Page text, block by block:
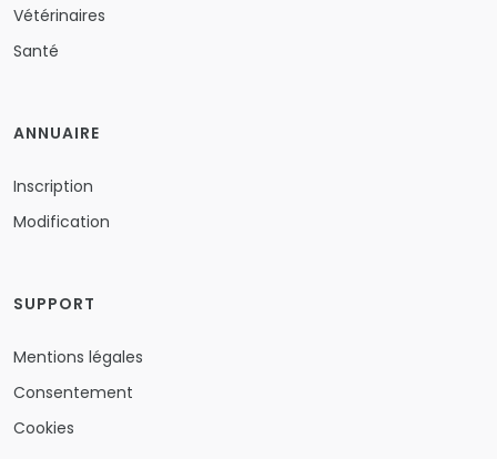
Vétérinaires
Santé
ANNUAIRE
Inscription
Modification
SUPPORT
Mentions légales
Consentement
Cookies